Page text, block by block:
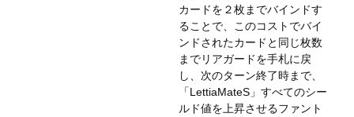
カードを２枚までバインドす
ることで、このコストでバイ
ンドされたカードと同じ枚数
までリアガードを手札に戻
し、次のターン終了時まで、
「LettiaMateS」すべてのシー
ルド値を上昇させるファント